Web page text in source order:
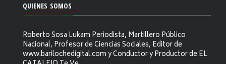
QUIENES SOMOS
Roberto Sosa Lukam Periodista, Martillero Público
Nacional, Profesor de Ciencias Sociales, Editor de
www.barilochedigital.com y Conductor y Productor de EL